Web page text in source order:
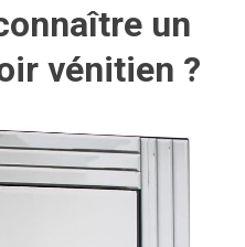
un
vénitien ?